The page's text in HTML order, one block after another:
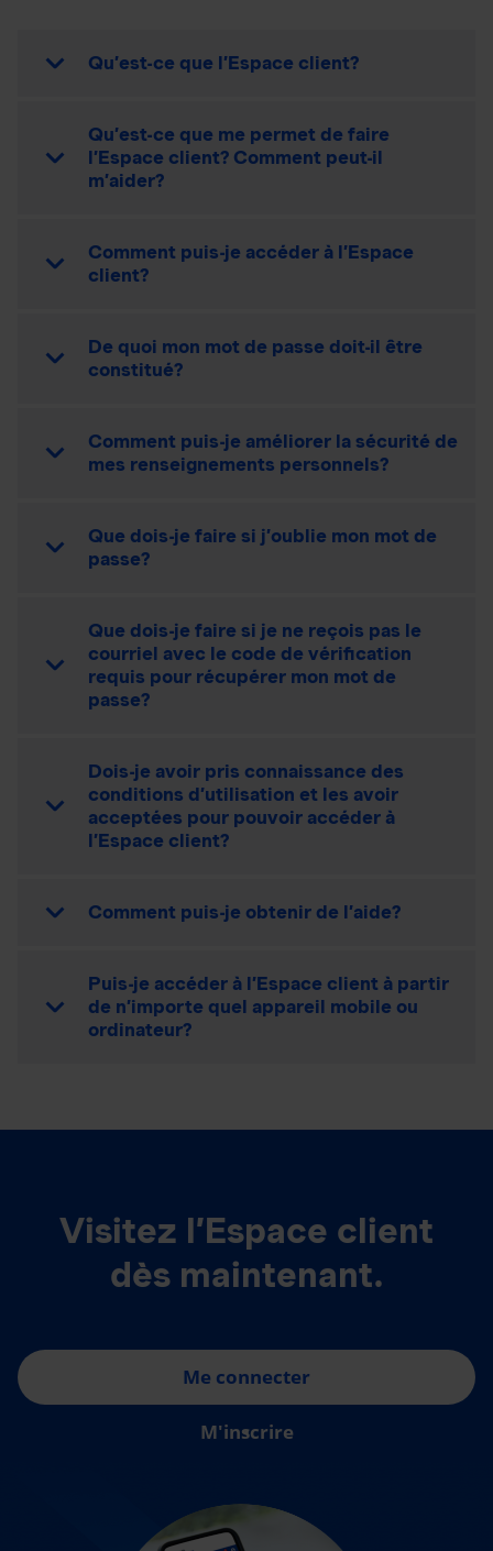
Qu’est-ce que l’Espace client?
Qu’est-ce que me permet de faire
l’Espace client? Comment peut-il
m’aider?
Comment puis-je accéder à l’Espace
client?
De quoi mon mot de passe doit-il être
constitué?
Comment puis-je améliorer la sécurité de
mes renseignements personnels?
Que dois-je faire si j’oublie mon mot de
passe?
Que dois-je faire si je ne reçois pas le
courriel avec le code de vérification
requis pour récupérer mon mot de
passe?
Dois-je avoir pris connaissance des
conditions d’utilisation et les avoir
acceptées pour pouvoir accéder à
l’Espace client?
Comment puis-je obtenir de l’aide?
Puis-je accéder à l’Espace client à partir
de n’importe quel appareil mobile ou
ordinateur?
Visitez l’Espace client
dès maintenant.
Me connecter
M'inscrire